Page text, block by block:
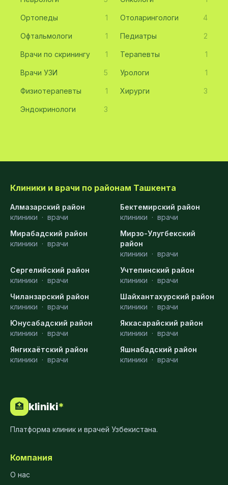
Ортопеды 1 Отоларингологи 4
Офтальмологи 1 Педиатры 2
Врачи по скринингу 1 Терапевты 1
Врачи УЗИ 5 Урологи 1
Физиотерапевты 1 Хирурги 3
Эндокринологи 3
Клиники и врачи по районам Ташкента
Алмазарский район
клиники · врачи
Бектемирский район
клиники · врачи
Мирабадский район
клиники · врачи
Мирзо-Улугбекский
район
клиники · врачи
Сергелийский район
клиники · врачи
Учтепинский район
клиники · врачи
Чиланзарский район
клиники · врачи
Шайхантахурский район
клиники · врачи
Юнусабадский район
клиники · врачи
Яккасарайский район
клиники · врачи
Янгихаётский район
клиники · врачи
Яшнабадский район
клиники · врачи
🏥 kliniki*
Платформа клиник и врачей Узбекистана.
Компания
О нас